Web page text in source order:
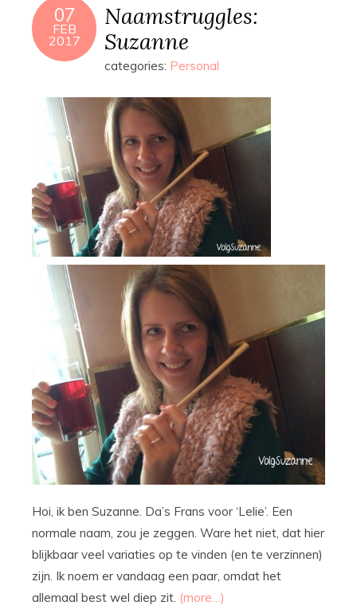
07
FEB
2017
Naamstruggles:
Suzanne
categories: Personal
Hoi, ik ben Suzanne. Da’s Frans voor ‘Lelie’. Een
normale naam, zou je zeggen. Ware het niet, dat hier
blijkbaar veel variaties op te vinden (en te verzinnen)
zijn. Ik noem er vandaag een paar, omdat het
allemaal best wel diep zit. (more…)